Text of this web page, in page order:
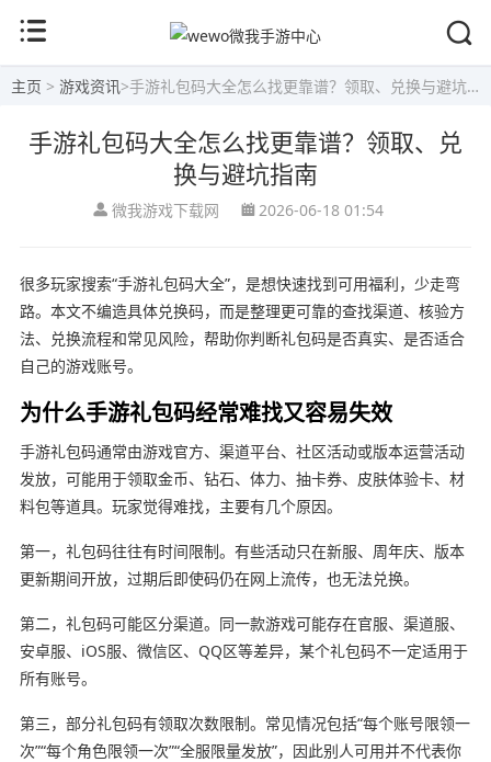
主页 > 游戏资讯>手游礼包码大全怎么找更靠谱？领取、兑换与避坑指南
手游礼包码大全怎么找更靠谱？领取、兑
换与避坑指南
微我游戏下载网 2026-06-18 01:54
很多玩家搜索“手游礼包码大全”，是想快速找到可用福利，少走弯
路。本文不编造具体兑换码，而是整理更可靠的查找渠道、核验方
法、兑换流程和常见风险，帮助你判断礼包码是否真实、是否适合
自己的游戏账号。
为什么手游礼包码经常难找又容易失效
手游礼包码通常由游戏官方、渠道平台、社区活动或版本运营活动
发放，可能用于领取金币、钻石、体力、抽卡券、皮肤体验卡、材
料包等道具。玩家觉得难找，主要有几个原因。
第一，礼包码往往有时间限制。有些活动只在新服、周年庆、版本
更新期间开放，过期后即使码仍在网上流传，也无法兑换。
第二，礼包码可能区分渠道。同一款游戏可能存在官服、渠道服、
安卓服、iOS服、微信区、QQ区等差异，某个礼包码不一定适用于
所有账号。
第三，部分礼包码有领取次数限制。常见情况包括“每个账号限领一
次”“每个角色限领一次”“全服限量发放”，因此别人可用并不代表你